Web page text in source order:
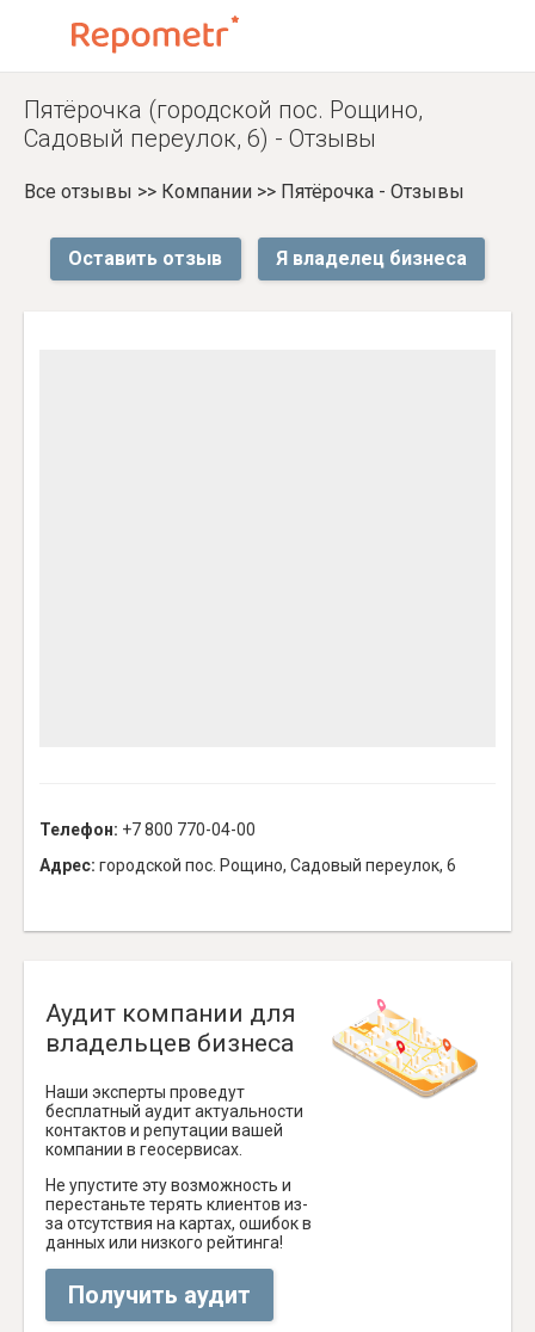
Пятёрочка (городской пос. Рощино,
Садовый переулок, 6) - Отзывы
Все отзывы >> Компании >> Пятёрочка - Отзывы
Оставить отзыв Я владелец бизнеса
Телефон: +7 800 770-04-00
Адрес: городской пос. Рощино, Садовый переулок, 6
Аудит компании для
владельцев бизнеса
Наши эксперты проведут
бесплатный аудит актуальности
контактов и репутации вашей
компании в геосервисах.
Не упустите эту возможность и
перестаньте терять клиентов из-
за отсутствия на картах, ошибок в
данных или низкого рейтинга!
Получить аудит